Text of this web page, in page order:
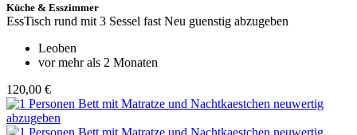
Küche & Esszimmer
EssTisch rund mit 3 Sessel fast Neu guenstig abzugeben
Leoben
vor mehr als 2 Monaten
120,00 €